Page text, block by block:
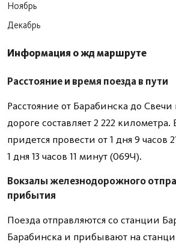
Ноябрь
Декабрь
Информация о жд маршруте
Расстояние и время поезда в пути
Расстояние от Барабинска до
дороге составляет 2 222 километра.
придется провести от 1 дня 9 часов
1 дня 13 часов 11 минут (069Ч).
Вокзалы железнодорожного
прибытия
Поезда отправляются со станции
Барабинска и прибывают на